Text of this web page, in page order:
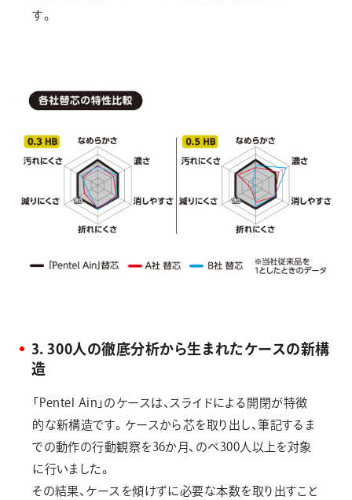
す。
3. 300人の徹底分析から生まれたケースの新構
造
「Pentel Ain」のケースは、スライドによる開閉が特徴
的な新構造です。ケースから芯を取り出し、筆記するま
での動作の行動観察を36か月、のべ300人以上を対象
に行いました。
その結果、ケースを傾けずに必要な本数を取り出すこと